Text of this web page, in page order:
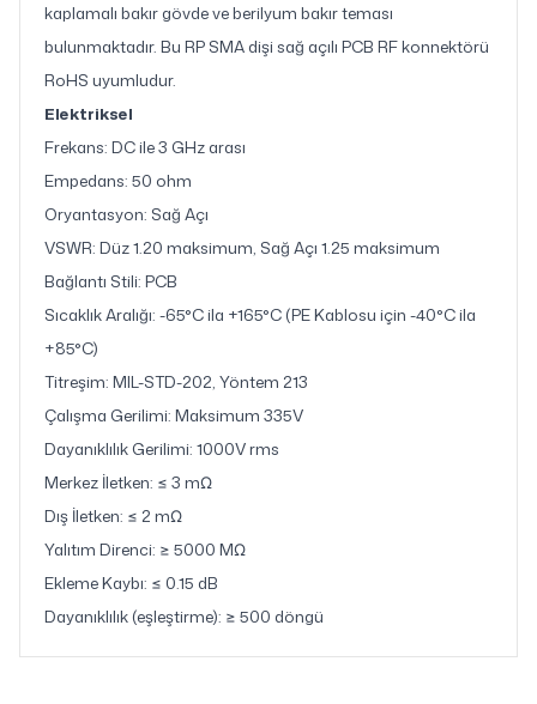
kaplamalı bakır gövde ve berilyum bakır teması
bulunmaktadır. Bu RP SMA dişi sağ açılı PCB RF konnektörü
RoHS uyumludur.
Elektriksel
Frekans: DC ile 3 GHz arası
Empedans: 50 ohm
Oryantasyon: Sağ Açı
VSWR: Düz 1.20 maksimum, Sağ Açı 1.25 maksimum
Bağlantı Stili: PCB
Sıcaklık Aralığı: -65°C ila +165°C (PE Kablosu için -40°C ila
+85°C)
Titreşim: MIL-STD-202, Yöntem 213
Çalışma Gerilimi: Maksimum 335V
Dayanıklılık Gerilimi: 1000V rms
Merkez İletken: ≤ 3 mΩ
Dış İletken: ≤ 2 mΩ
Yalıtım Direnci: ≥ 5000 MΩ
Ekleme Kaybı: ≤ 0.15 dB
Dayanıklılık (eşleştirme): ≥ 500 döngü